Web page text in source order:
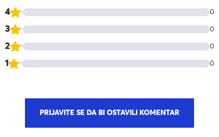
4 0
3 0
2 0
1 0
PRIJAVITE SE DA BI OSTAVILI KOMENTAR